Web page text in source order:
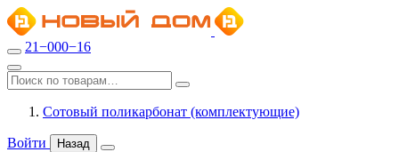
21−000−16
Сотовый поликарбонат (комплектующие)
Войти Назад